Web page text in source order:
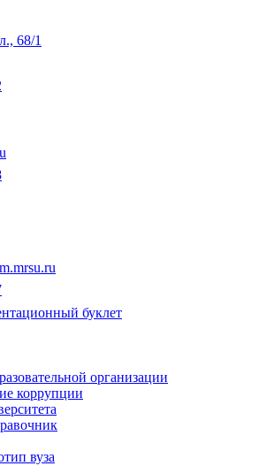
68/1
буклет
организации
коррупции
вуза